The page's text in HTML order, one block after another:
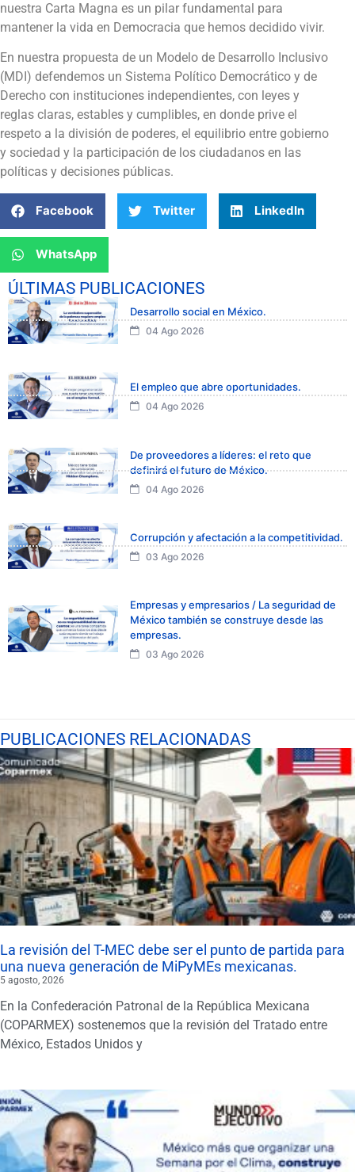
nuestra Carta Magna es un pilar fundamental para
mantener la vida en Democracia que hemos decidido vivir.
En nuestra propuesta de un Modelo de Desarrollo Inclusivo
(MDI) defendemos un Sistema Político Democrático y de
Derecho con instituciones independientes, con leyes y
reglas claras, estables y cumplibles, en donde prive el
respeto a la división de poderes, el equilibrio entre gobierno
y sociedad y la participación de los ciudadanos en las
políticas y decisiones públicas.
Facebook Twitter LinkedIn
WhatsApp
ÚLTIMAS PUBLICACIONES
Desarrollo social en México.
04 Ago 2026
El empleo que abre oportunidades.
04 Ago 2026
De proveedores a líderes: el reto que
definirá el futuro de México.
04 Ago 2026
Corrupción y afectación a la competitividad.
03 Ago 2026
Empresas y empresarios / La seguridad de
México también se construye desde las
empresas.
03 Ago 2026
PUBLICACIONES RELACIONADAS
La revisión del T-MEC debe ser el punto de partida para
una nueva generación de MiPyMEs mexicanas.
5 agosto, 2026
En la Confederación Patronal de la República Mexicana
(COPARMEX) sostenemos que la revisión del Tratado entre
México, Estados Unidos y